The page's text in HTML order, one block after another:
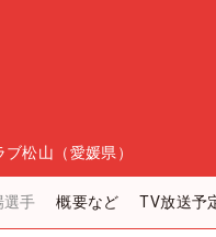
松山（愛媛県）
選手 概要など TV放送予